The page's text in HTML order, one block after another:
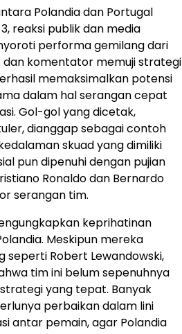
Polandia dan Portugal
reaksi publik dan media
performa gemilang dari
dan komentator memuji strategi
memaksimalkan potensi
dalam hal serangan cepat
Gol-gol yang dicetak,
dianggap sebagai contoh
skuad yang dimiliki
pun dipenuhi dengan pujian
Ronaldo dan Bernardo
serangan tim.
keprihatinan
Meskipun mereka
seperti Robert Lewandowski,
tim ini belum sepenuhnya
yang tepat. Banyak
perbaikan dalam lini
antar pemain, agar Polandia